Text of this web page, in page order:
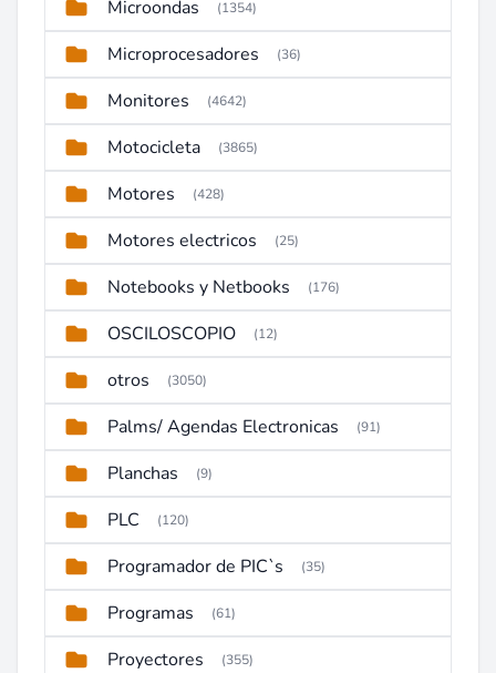
Microondas (1354)
Microprocesadores (36)
Monitores (4642)
Motocicleta (3865)
Motores (428)
Motores electricos (25)
Notebooks y Netbooks (176)
OSCILOSCOPIO (12)
otros (3050)
Palms/ Agendas Electronicas (91)
Planchas (9)
PLC (120)
Programador de PIC`s (35)
Programas (61)
Proyectores (355)